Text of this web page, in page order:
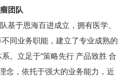
团队
基于恩海百进成立，拥有医学、
同业务职能，建立了专业成熟的
。立足于“策略先行 产品致胜 合
念，依托于强大的业务能力，近